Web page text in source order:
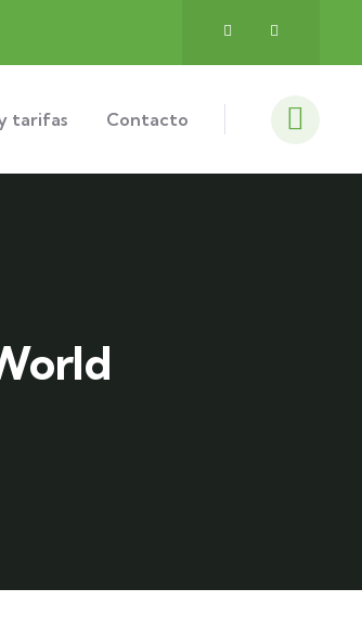
tarifas Contacto